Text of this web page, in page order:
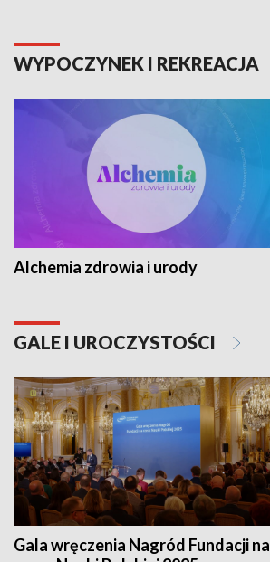
WYPOCZYNEK I REKREACJA
Alchemia zdrowia i urody
GALE I UROCZYSTOŚCI
Gala wręczenia Nagród Fundacji na